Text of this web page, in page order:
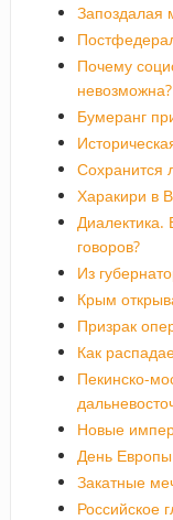
Запоздалая
Почему
невозможна?
Бумеранг
Сохранится
Харакири в
Диалектика.
говоров?
Из
Крым
Призрак
Как
Пекинско-
Новые
День
Закатные
Российское